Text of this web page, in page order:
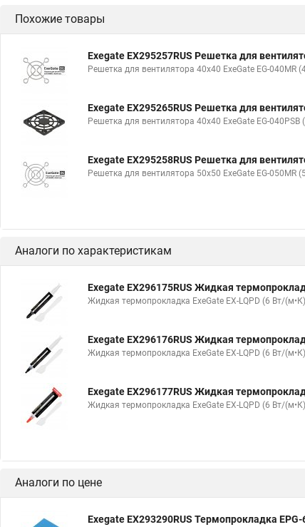
Похожие товары
Exegate EX295257RUS Решетка для
Решетка для вентилятора 40x40 ExeGate EG-040MR
Exegate EX295265RUS Решетка для
Решетка для вентилятора 40x40 ExeGate EG-
Exegate EX295258RUS Решетка для
Решетка для вентилятора 50х50 ExeGate EG-050MR
Аналоги по характеристикам
Exegate EX296175RUS Жидкая
Жидкая термопрокладка ExeGate EX-LQPD (6 Вт/
Exegate EX296176RUS Жидкая
Жидкая термопрокладка ExeGate EX-LQPD (6 Вт/
Exegate EX296177RUS Жидкая
Жидкая термопрокладка ExeGate EX-LQPD (6 Вт/
Аналоги по цене
Exegate EX293290RUS Термопрокладка EPG-